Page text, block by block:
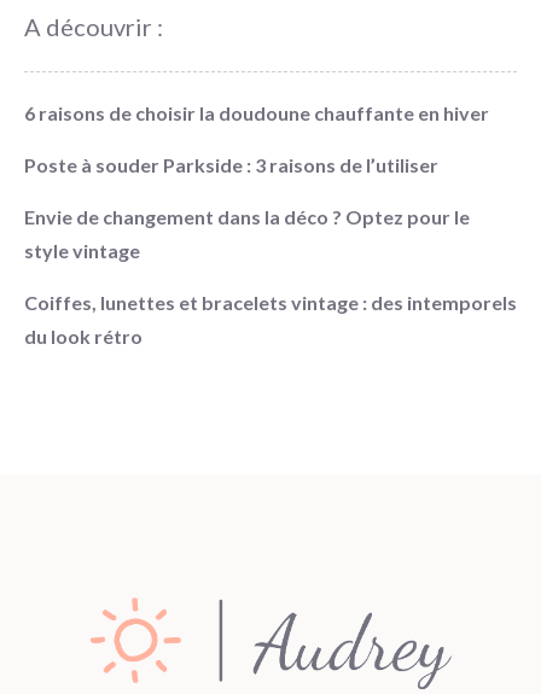
A découvrir :
6 raisons de choisir la doudoune chauffante en hiver
Poste à souder Parkside : 3 raisons de l’utiliser
Envie de changement dans la déco ? Optez pour le
style vintage
Coiffes, lunettes et bracelets vintage : des intemporels
du look rétro